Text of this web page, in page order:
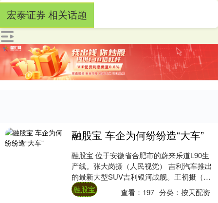
宏泰证券 相关话题
融股宝 车企为何纷纷造“大车”
融股宝 位于安徽省合肥市的蔚来乐道L90生
产线。张大岗摄（人民视觉） 吉利汽车推出
的最新大型SUV吉利银河战舰。王初摄（人
民视觉） 造“大车”正成为中国汽车市场....
融股宝 查看： 197 分类：按天配资